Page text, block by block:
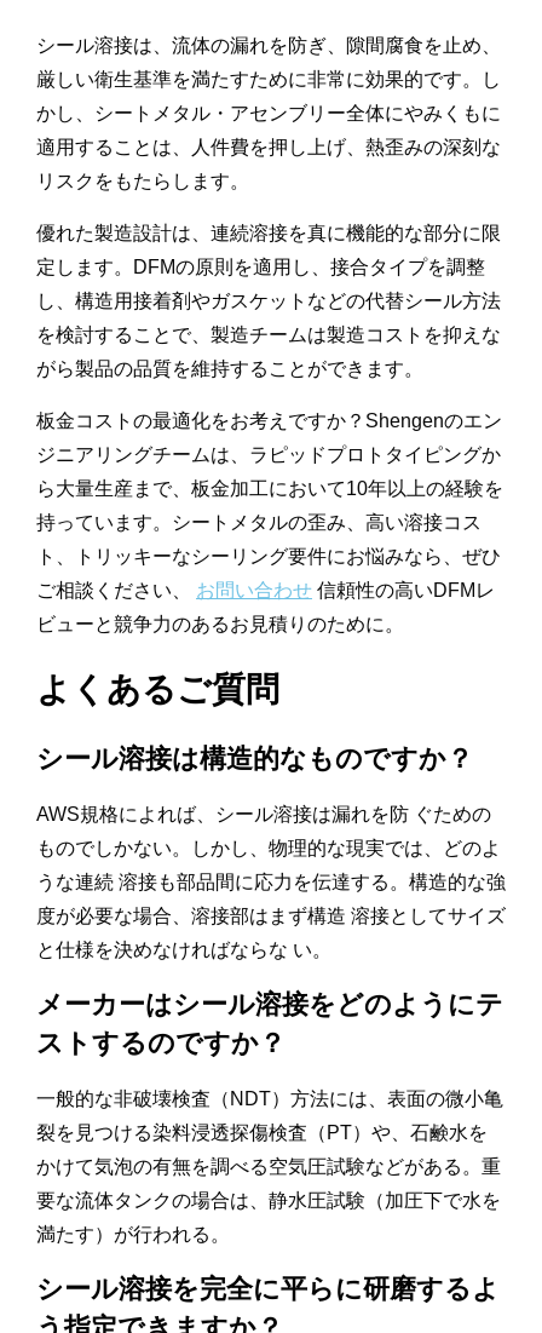
シール溶接は、流体の漏れを防ぎ、隙間腐食を止め、
厳しい衛生基準を満たすために非常に効果的です。し
かし、シートメタル・アセンブリー全体にやみくもに
適用することは、人件費を押し上げ、熱歪みの深刻な
リスクをもたらします。
優れた製造設計は、連続溶接を真に機能的な部分に限
定します。DFMの原則を適用し、接合タイプを調整
し、構造用接着剤やガスケットなどの代替シール方法
を検討することで、製造チームは製造コストを抑えな
がら製品の品質を維持することができます。
板金コストの最適化をお考えですか？Shengenのエン
ジニアリングチームは、ラピッドプロトタイピングか
ら大量生産まで、板金加工において10年以上の経験を
持っています。シートメタルの歪み、高い溶接コス
ト、トリッキーなシーリング要件にお悩みなら、ぜひ
ご相談ください、 お問い合わせ 信頼性の高いDFMレ
ビューと競争力のあるお見積りのために。
よくあるご質問
シール溶接は構造的なものですか？
AWS規格によれば、シール溶接は漏れを防 ぐための
ものでしかない。しかし、物理的な現実では、どのよ
うな連続 溶接も部品間に応力を伝達する。構造的な強
度が必要な場合、溶接部はまず構造 溶接としてサイズ
と仕様を決めなければならな い。
メーカーはシール溶接をどのようにテ
ストするのですか？
一般的な非破壊検査（NDT）方法には、表面の微小亀
裂を見つける染料浸透探傷検査（PT）や、石鹸水を
かけて気泡の有無を調べる空気圧試験などがある。重
要な流体タンクの場合は、静水圧試験（加圧下で水を
満たす）が行われる。
シール溶接を完全に平らに研磨するよ